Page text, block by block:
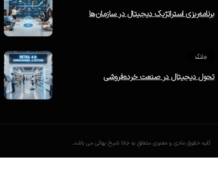
برنامه‌ریزی استراتژیک دیجیتال در سازمان‌ها
وبلاگ
تحول دیجیتال در صنعت خرده‌فروشی
کلیه حقوق مادی و معنوی متعلق به جانا شیخ بهائی می باشد.